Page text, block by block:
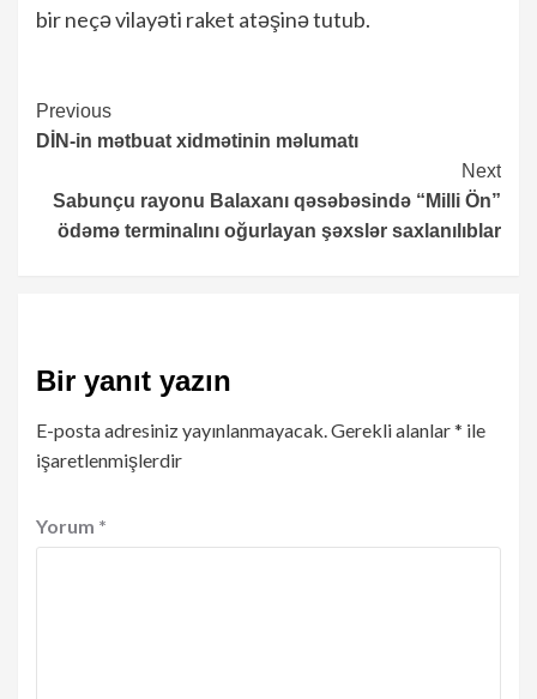
bir neçə vilayəti raket atəşinə tutub.
Continue
Reading
Previous
DİN-in mətbuat xidmətinin məlumatı
Next
Sabunçu rayonu Balaxanı qəsəbəsində “Milli Ön”
ödəmə terminalını oğurlayan şəxslər saxlanılıblar
Bir yanıt yazın
E-posta adresiniz yayınlanmayacak. Gerekli alanlar* ile
işaretlenmişlerdir
Yorum *